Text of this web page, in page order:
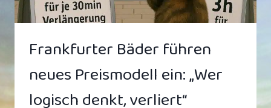
Frankfurter Bäder führen
neues Preismodell ein: „Wer
logisch denkt, verliert“